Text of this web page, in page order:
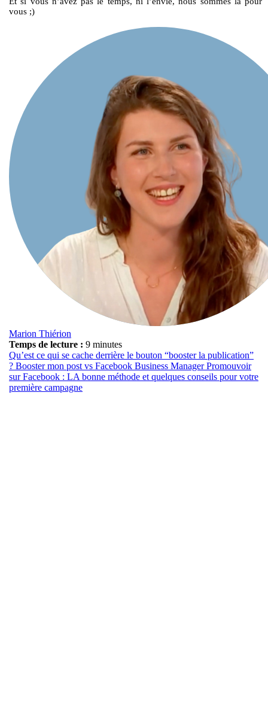
vous ;)
Marion Thiérion
Temps de lecture : 9 minutes
Qu’est ce qui se cache derrière le bouton “booster la publication”
? Booster mon post vs Facebook Business ManagerPromouvoir
sur Facebook : LA bonne méthode et quelques conseils pour votre
première campagne